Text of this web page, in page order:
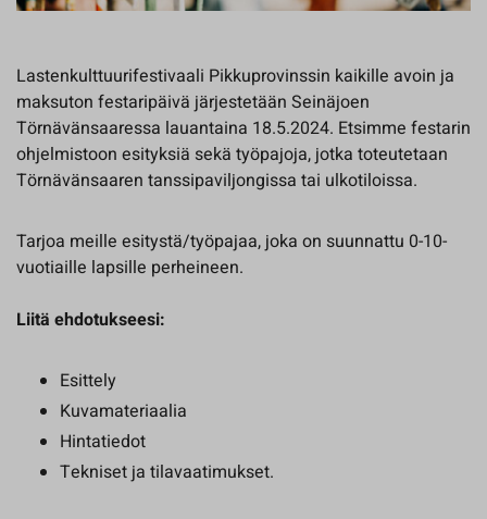
Lastenkulttuurifestivaali Pikkuprovinssin kaikille avoin ja
maksuton festaripäivä järjestetään Seinäjoen
Törnävänsaaressa lauantaina 18.5.2024. Etsimme festarin
ohjelmistoon esityksiä sekä työpajoja, jotka toteutetaan
Törnävänsaaren tanssipaviljongissa tai ulkotiloissa.
Tarjoa meille esitystä/työpajaa, joka on suunnattu 0-10-
vuotiaille lapsille perheineen.
Liitä ehdotukseesi:
Esittely
Kuvamateriaalia
Hintatiedot
Tekniset ja tilavaatimukset.